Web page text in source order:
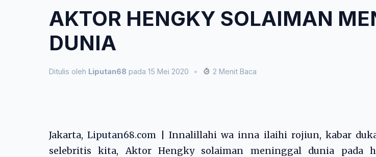
AKTOR HENGKY SOLAIMAN
DUNIA
Ditulis oleh Liputan68 pada 15 Mei 2020 • 2 Menit Baca
Jakarta,Liputan68.com | Innalillahi wa inna ilaihi rojiun, kabar
selebritis kita, Aktor Hengky solaiman meninggal dunia pada